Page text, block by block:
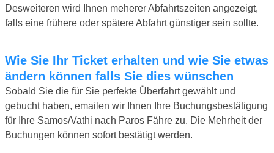
Desweiteren wird Ihnen meherer Abfahrtszeiten angezeigt,
falls eine frühere oder spätere Abfahrt günstiger sein sollte.
Wie Sie Ihr Ticket erhalten und wie Sie etwas
ändern können falls Sie dies wünschen
Sobald Sie die für Sie perfekte Überfahrt gewählt und
gebucht haben, emailen wir Ihnen Ihre Buchungsbestätigung
für Ihre Samos/Vathi nach Paros Fähre zu. Die Mehrheit der
Buchungen können sofort bestätigt werden.